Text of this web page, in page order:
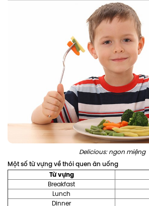
Delicious: ngon miệng
Một số từ vựng về thói quen ăn uống
Từ vựng
Breakfast
Lunch
Dinner